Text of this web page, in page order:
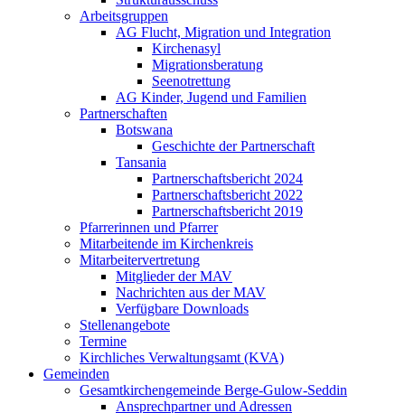
Arbeitsgruppen
AG Flucht, Migration und Integration
Kirchenasyl
Migrationsberatung
Seenotrettung
AG Kinder, Jugend und Familien
Partnerschaften
Botswana
Geschichte der Partnerschaft
Tansania
Partnerschaftsbericht 2024
Partnerschaftsbericht 2022
Partnerschaftsbericht 2019
Pfarrerinnen und Pfarrer
Mitarbeitende im Kirchenkreis
Mitarbeitervertretung
Mitglieder der MAV
Nachrichten aus der MAV
Verfügbare Downloads
Stellenangebote
Termine
Kirchliches Verwaltungsamt (KVA)
Gemeinden
Gesamtkirchengemeinde Berge-Gulow-Seddin
Ansprechpartner und Adressen